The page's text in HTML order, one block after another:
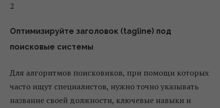
2
Оптимизируйте заголовок (tagline) под
поисковые системы
Для алгоритмов поисковиков, при помощи которых
часто ищут специалистов, нужно точно указывать
название своей должности, ключевые навыки и